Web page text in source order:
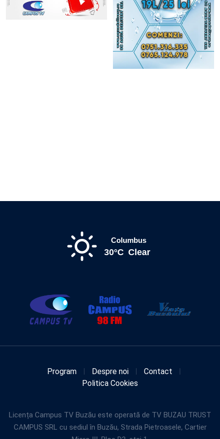
Columbus
30°C Clear
Program Despre noi
Contact
Politica Cookies
Licența Campus TV Buzău este operată de TV BUZAU TRUST
CAMPUS SRL cu sediul în Buzău, Strada Pietroasele, Cartier